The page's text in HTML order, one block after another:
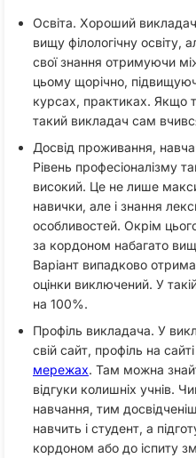
Освіта. Хороший
вищу філологічну освіту,
свої знання отримуючи
цьому щорічно,
курсах, практиках. Якщо
такий викладач сам
Досвід проживання,
Рівень професіоналізму
високий. Це не лише
навички, але і знання
особливостей. Окрім
за кордоном набагато
Варіант випадково
оцінки виключений. У
на 100%.
Профіль викладача. У
свій сайт, профіль на
мережах. Там можна
відгуки колишніх учнів.
навчання, тим
навчить і студент, а
кордоном або до іспиту